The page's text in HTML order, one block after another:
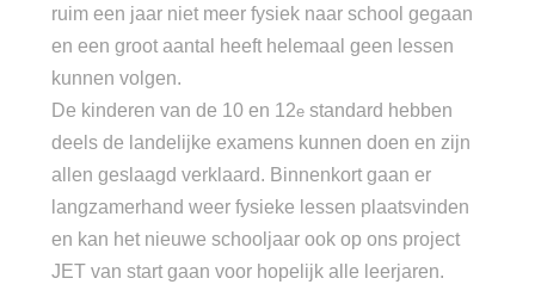
ruim een jaar niet meer fysiek naar school gegaan
en een groot aantal heeft helemaal geen lessen
kunnen volgen.
De kinderen van de 10 en 12e standard hebben
deels de landelijke examens kunnen doen en zijn
allen geslaagd verklaard. Binnenkort gaan er
langzamerhand weer fysieke lessen plaatsvinden
en kan het nieuwe schooljaar ook op ons project
JET van start gaan voor hopelijk alle leerjaren.